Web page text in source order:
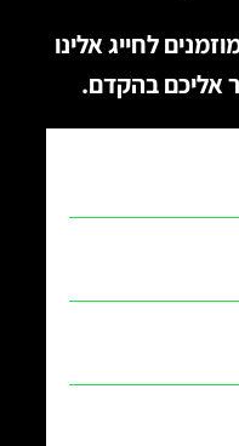
לחייג אלינו
אליכם בהקדם.